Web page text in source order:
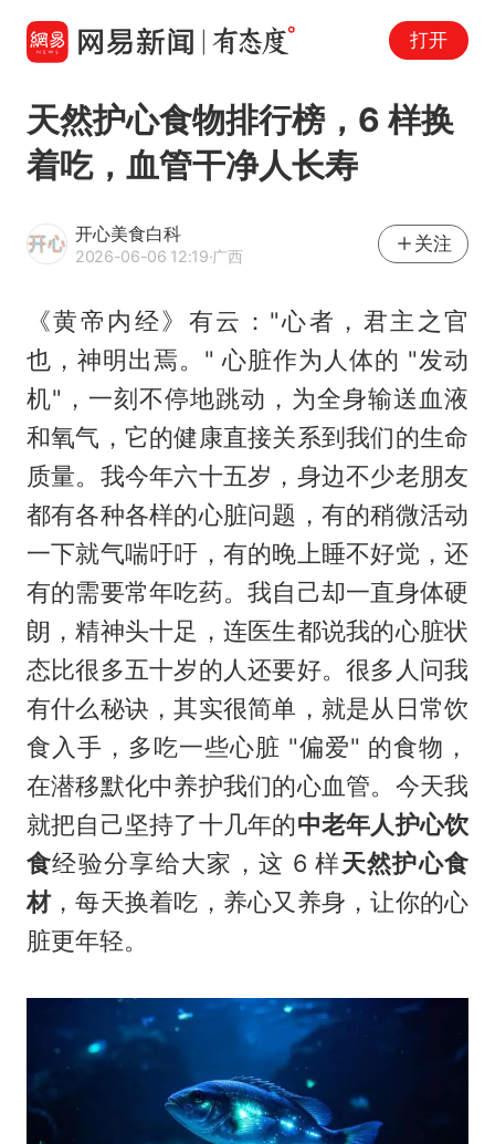
打开
天然护心食物排行榜，6 样换
着吃，血管干净人长寿
开心美食白科
2026-06-06 12:19·广西
关注
《黄帝内经》有云："心者，君主之官
也，神明出焉。" 心脏作为人体的 "发动
机"，一刻不停地跳动，为全身输送血液
和氧气，它的健康直接关系到我们的生命
质量。我今年六十五岁，身边不少老朋友
都有各种各样的心脏问题，有的稍微活动
一下就气喘吁吁，有的晚上睡不好觉，还
有的需要常年吃药。我自己却一直身体硬
朗，精神头十足，连医生都说我的心脏状
态比很多五十岁的人还要好。很多人问我
有什么秘诀，其实很简单，就是从日常饮
食入手，多吃一些心脏 "偏爱" 的食物，
在潜移默化中养护我们的心血管。今天我
就把自己坚持了十几年的中老年人护心饮
食经验分享给大家，这 6 样天然护心食
材，每天换着吃，养心又养身，让你的心
脏更年轻。